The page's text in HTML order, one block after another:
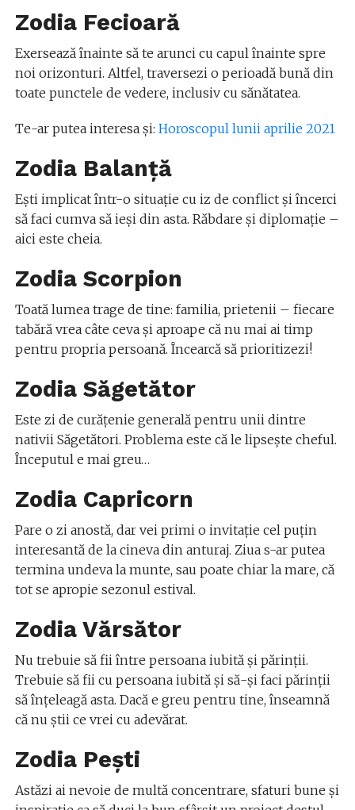
Zodia Fecioară
Exersează înainte să te arunci cu capul înainte spre
noi orizonturi. Altfel, traversezi o perioadă bună din
toate punctele de vedere, inclusiv cu sănătatea.
Te-ar putea interesa și: Horoscopul lunii aprilie 2021
Zodia Balanță
Ești implicat într-o situație cu iz de conflict și încerci
să faci cumva să ieși din asta. Răbdare și diplomație –
aici este cheia.
Zodia Scorpion
Toată lumea trage de tine: familia, prietenii – fiecare
tabără vrea câte ceva și aproape că nu mai ai timp
pentru propria persoană. Încearcă să prioritizezi!
Zodia Săgetător
Este zi de curățenie generală pentru unii dintre
nativii Săgetători. Problema este că le lipsește cheful.
Începutul e mai greu…
Zodia Capricorn
Pare o zi anostă, dar vei primi o invitație cel puțin
interesantă de la cineva din anturaj. Ziua s-ar putea
termina undeva la munte, sau poate chiar la mare, că
tot se apropie sezonul estival.
Zodia Vărsător
Nu trebuie să fii între persoana iubită și părinții.
Trebuie să fii cu persoana iubită și să-și faci părinții
să înțeleagă asta. Dacă e greu pentru tine, înseamnă
că nu știi ce vrei cu adevărat.
Zodia Pești
Astăzi ai nevoie de multă concentrare, sfaturi bune și